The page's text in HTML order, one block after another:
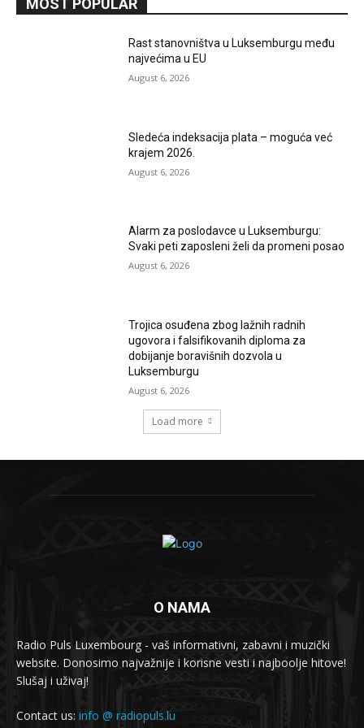
MOST POPULAR
Rast stanovništva u Luksemburgu među
najvećima u EU
August 6, 2026
Sledeća indeksacija plata – moguća već
krajem 2026.
August 6, 2026
Alarm za poslodavce u Luksemburgu:
Svaki peti zaposleni želi da promeni posao
August 6, 2026
Trojica osuđena zbog lažnih radnih
ugovora i falsifikovanih diploma za
dobijanje boravišnih dozvola u
Luksemburgu
August 6, 2026
Load more
O NAMA
Radio Puls Luxembourg - vaš informativni, zabavni i muzički
website. Donosimo najvažnije i korisne vesti i najboolje hitove!
Slušaj i uživaj!
Contact us: info @ radiopuls.lu